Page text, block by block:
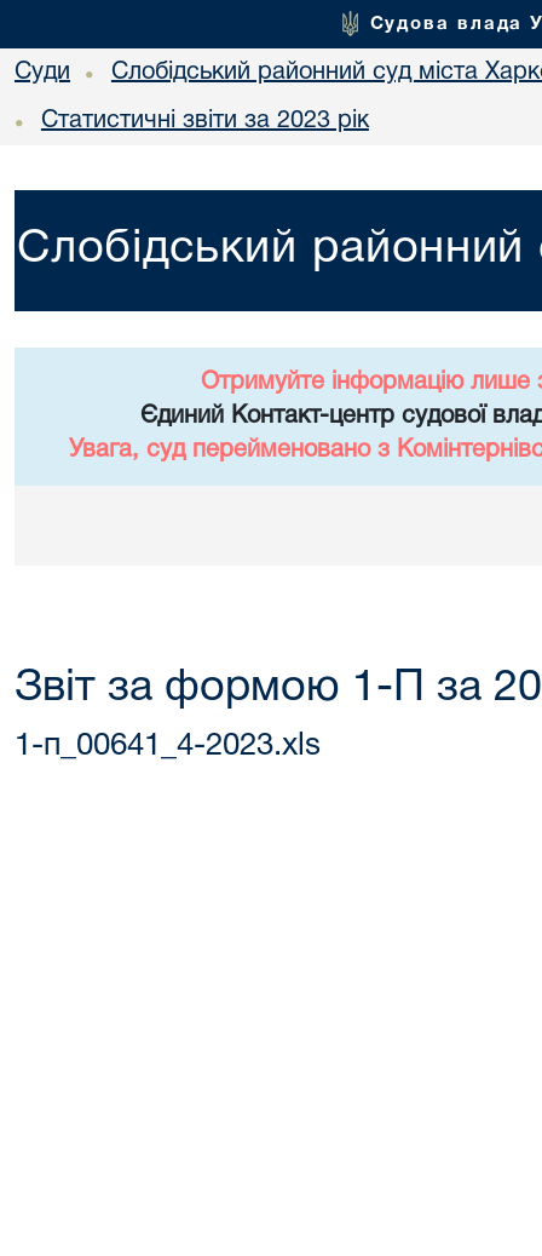
Судова влада
Суди • Слобідський районний суд міста
• Статистичні звіти за 2023 рік
Слобідський районний
Отримуйте інформацію лише
Єдиний Контакт-центр судової
Увага, суд перейменовано з
Звіт за формою 1-П за
1-п_00641_4-2023.xls